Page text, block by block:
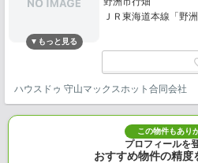
ＪＲ東海道本線「野
ハウスドゥ 守山マックスホット合同会社
この物件もあり
プロフィールを
おすすめ物件の精度